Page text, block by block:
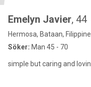
Emelyn Javier, 44
Hermosa, Bataan,
Söker: Man 45 - 70
simple but caring and